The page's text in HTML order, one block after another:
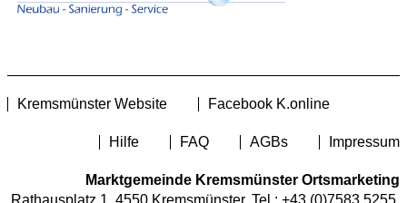
Kremsmünster Website Facebook K.online
Hilfe FAQ AGBs Impressum
Marktgemeinde Kremsmünster Ortsmarketing
Rathausplatz 1, 4550 Kremsmünster, Tel.: +43 (0)7583 5255